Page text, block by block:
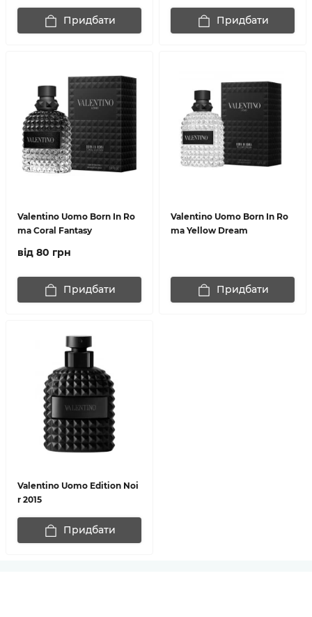
Придбати Придбати
Valentino Uomo Born In Ro
ma Coral Fantasy
від 80 грн
Придбати
Valentino Uomo Born In Ro
ma Yellow Dream
Придбати
Valentino Uomo Edition Noi
r 2015
Придбати